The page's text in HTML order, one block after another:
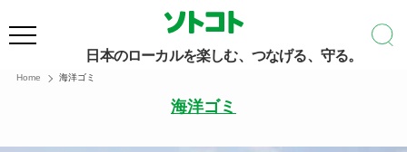
日本のローカルを楽しむ、つなげる、守る。
Home 海洋ゴミ
海洋ゴミ